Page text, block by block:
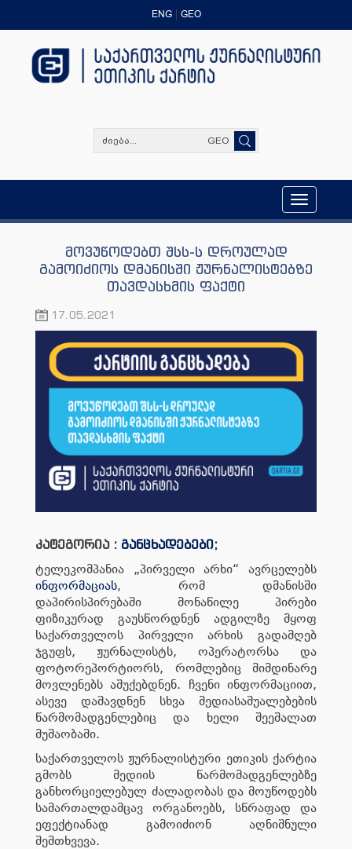
ENG GEO
GEO
Toggle
navigation
მოვუწოდებთ შსს-ს დროულად
გამოიძიოს დმანისში ჟურნალისტებზე
თავდასხმის ფაქტი
17.05.2021
კატეგორია : განცხადებები;
ტელეკომპანია „პირველი არხი“ ავრცელებს
ინფორმაციას, რომ დმანისში
დაპირისპირებაში მონაწილე პირები
ფიზიკურად გაუსწორდნენ ადგილზე მყოფ
საქართველოს პირველი არხის გადამღებ
ჯგუფს, ჟურნალისტს, ოპერატორსა და
ფოტორეპორტიორს, რომლებიც მიმდინარე
მოვლენებს აშუქებდნენ. ჩვენი ინფორმაციით,
ასევე დაშავდნენ სხვა მედიასაშუალებების
წარმომადგენლებიც და ხელი შეეშალათ
მუშაობაში.
საქართველოს ჟურნალისტური ეთიკის ქარტია
გმობს მედიის წარმომადგენლებზე
განხორციელებულ ძალადობას და მოუწოდებს
სამართალდამცავ ორგანოებს, სწრაფად და
ეფექტიანად გამოიძიონ აღნიშნული
შემთხვევა.